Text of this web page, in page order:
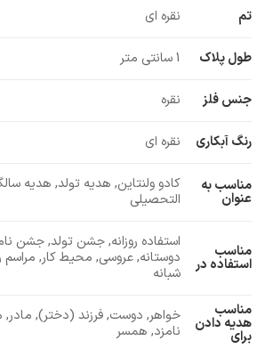
تم نقره ای
طول پلاک 1 سانتی متر
جنس فلز نقره
رنگ آبکاری نقره ای
مناسب به
عنوان
کادو ولنتاین, هدیه تولد, هدیه
التحصیلی
مناسب
استفاده در
استفاده روزانه, جشن تولد, جشن
دوستانه, عروسی, محیط کار,
شبانه
مناسب
هدیه دادن
برای
خواهر, دوست, فرزند (دختر), مادر,
نامزد, همسر